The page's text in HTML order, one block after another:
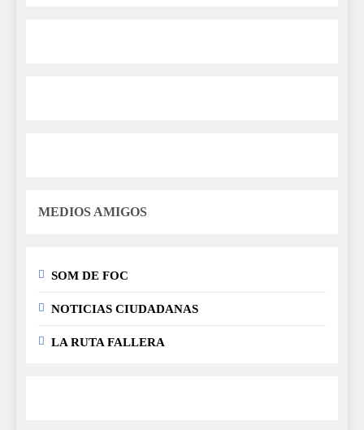
MEDIOS AMIGOS
SOM DE FOC
NOTICIAS CIUDADANAS
LA RUTA FALLERA